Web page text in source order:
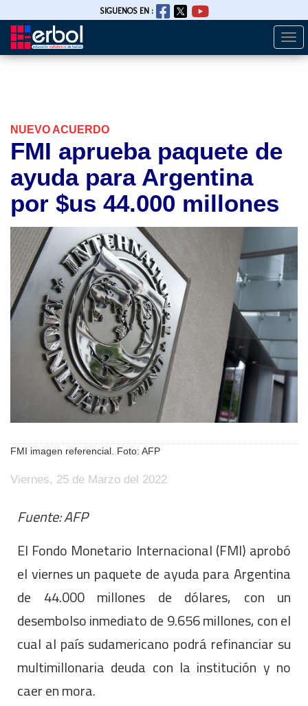
Pasar
SIGUENOS EN :
NUEVO ACUERDO
FMI aprueba paquete de
ayuda para Argentina
por $us 44.000 millones
FMI imagen referencial. Foto: AFP
Viernes, 25 de Marzo del 2022
Fuente: AFP
El Fondo Monetario Internacional (FMI) aprobó
el viernes un paquete de ayuda para Argentina
de 44.000 millones de dólares, con un
desembolso inmediato de 9.656 millones, con el
cual al país sudamericano podrá refinanciar su
multimillonaria deuda con la institución y no
caer en mora.